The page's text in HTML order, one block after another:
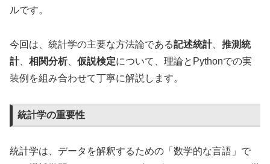
ルです。
今回は、統計学の主要な方法論である記述統計、 推測統
計、 相関分析、 仮説検定について、理論とPythonでの実
装例を組み合わせて丁寧に解説します。
統計学の重要性
統計学は、データを解釈するための「数学的な言語」で